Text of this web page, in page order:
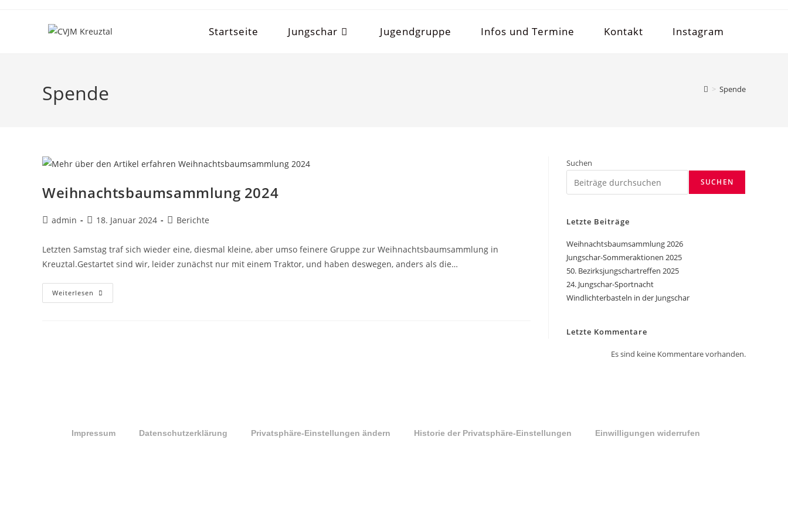
Startseite Jungschar Jugendgruppe Infos und Termine Kontakt Instagram
Spende > Spende
Weihnachtsbaumsammlung 2024
admin 18. Januar 2024 Berichte
Letzten Samstag traf sich wieder eine, diesmal kleine, aber umso feinere Gruppe zur Weihnachtsbaumsammlung in
Kreuztal.Gestartet sind wir, leider zunächst nur mit einem Traktor, und haben deswegen, anders als die…
Weiterlesen
Suchen
SUCHEN
Letzte Beiträge
Weihnachtsbaumsammlung 2026
Jungschar-Sommeraktionen 2025
50. Bezirksjungschartreffen 2025
24. Jungschar-Sportnacht
Windlichterbasteln in der Jungschar
Letzte Kommentare
Es sind keine Kommentare vorhanden.
Impressum Datenschutzerklärung Privatsphäre-Einstellungen ändern Historie der Privatsphäre-Einstellungen Einwilligungen widerrufen